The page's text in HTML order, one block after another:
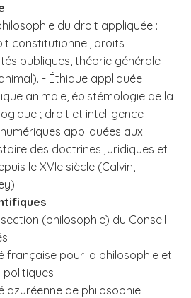
du droit appliquée :
constitutionnel, droits
publiques, théorie générale
- Éthique appliquée
animale, épistémologie de la
; droit et intelligence
appliquées aux
des doctrines juridiques et
le XVIe siècle (Calvin,
(philosophie) du Conseil
française pour la philosophie et
politiques
azuréenne de philosophie